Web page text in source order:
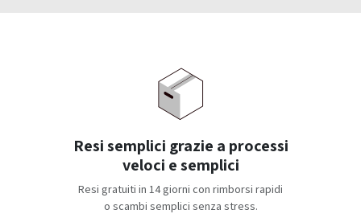
Resi semplici grazie a processi
veloci e semplici
Resi gratuiti in 14 giorni con rimborsi rapidi
o scambi semplici senza stress.